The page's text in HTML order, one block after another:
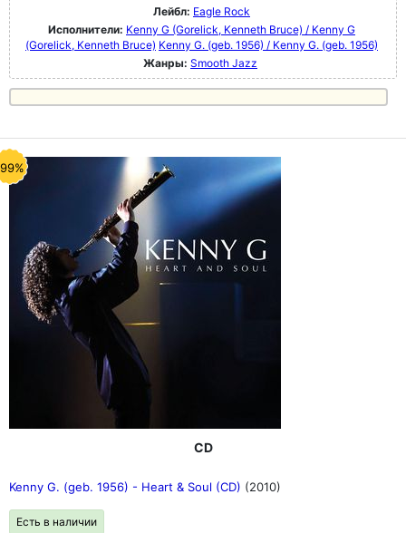
Лейбл: Eagle Rock
Исполнители: Kenny G (Gorelick, Kenneth Bruce) / Kenny G
(Gorelick, Kenneth Bruce) Kenny G. (geb. 1956) / Kenny G. (geb. 1956)
Жанры: Smooth Jazz
CD
Kenny G. (geb. 1956) - Heart & Soul (CD) (2010)
Есть в наличии